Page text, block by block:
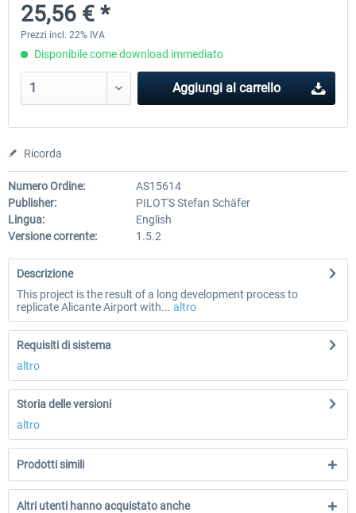
18,40 € *
25,56 € *
Prezzi incl. 22% IVA
Disponibile come download immediato
Aggiungi al carrello
Ricorda
Numero Ordine:
AS15614
Publisher:
PILOT'S Stefan Schäfer
Lingua:
English
Versione corrente:
1.5.2
Descrizione
This project is the result of a long development process to
replicate Alicante Airport with... altro
Requisiti di sistema
altro
Storia delle versioni
altro
Prodotti simili
Altri utenti hanno acquistato anche